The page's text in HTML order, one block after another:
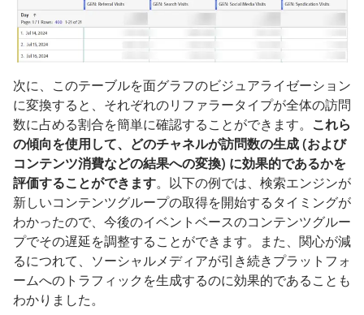
次に、このテーブルを面グラフのビジュアライゼーション
に変換すると、それぞれのリファラータイプが全体の訪問
数に占める割合を簡単に確認することができます。 これら
の傾向を使用して、どのチャネルが訪問数の生成 (および
コンテンツ消費などの結果への変換) に効果的であるかを
評価することができます。以下の例では、検索エンジンが
新しいコンテンツグループの取得を開始するタイミングが
わかったので、今後のイベントベースのコンテンツグルー
プでその遅延を調整することができます。また、関心が減
るにつれて、ソーシャルメディアが引き続きプラットフォ
ームへのトラフィックを生成するのに効果的であることも
わかりました。